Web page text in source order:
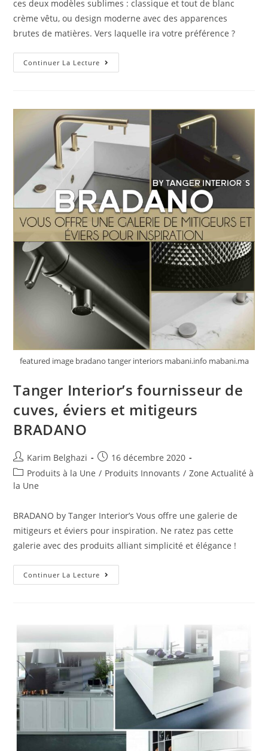
ces deux modèles sublimes : classique et tout de blanc
crème vêtu, ou design moderne avec des apparences
brutes de matières. Vers laquelle ira votre préférence ?
Continuer La Lecture
featured image bradano tanger interiors mabani.info mabani.ma
Tanger Interior’s fournisseur de
cuves, éviers et mitigeurs
BRADANO
Karim Belghazi
16 décembre 2020
Produits à la Une / Produits Innovants / Zone Actualité à
la Une
BRADANO by Tanger Interior’s Vous offre une galerie de
mitigeurs et éviers pour inspiration. Ne ratez pas cette
galerie avec des produits alliant simplicité et élégance !
Continuer La Lecture